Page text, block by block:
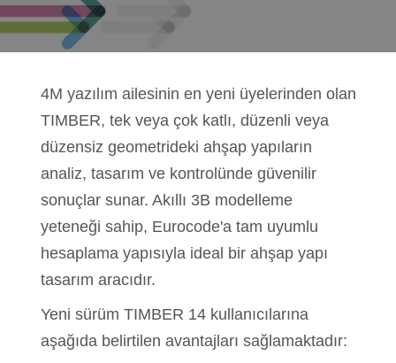
4M yazılım ailesinin en yeni üyelerinden olan
TIMBER, tek veya çok katlı, düzenli veya
düzensiz geometrideki ahşap yapıların
analiz, tasarım ve kontrolünde güvenilir
sonuçlar sunar. Akıllı 3B modelleme
yeteneği sahip, Eurocode'a tam uyumlu
hesaplama yapısıyla ideal bir ahşap yapı
tasarım aracıdır.
Yeni sürüm TIMBER 14 kullanıcılarına
aşağıda belirtilen avantajları sağlamaktadır: